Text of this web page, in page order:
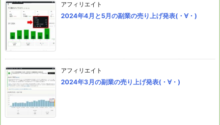
アフィリエイト
2024年4月と5月の副業の売り上げ発表(・∀・)
アフィリエイト
2024年3月の副業の売り上げ発表(・∀・)